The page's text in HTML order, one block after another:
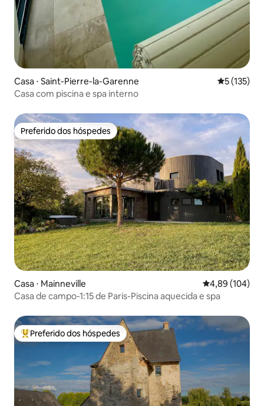
Casa ⋅ Saint-Pierre-la-Garenne 5 de uma
5 (135)
Casa com piscina e spa interno
Preferido dos hóspedes
Preferido dos hóspedes
Casa ⋅ Mainneville 4,89 de uma
4,89 (104)
Casa de campo-1:15 de Paris-Piscina aquecida e spa
Entre os melhores preferidos dos hóspedes
Preferido dos hóspedes